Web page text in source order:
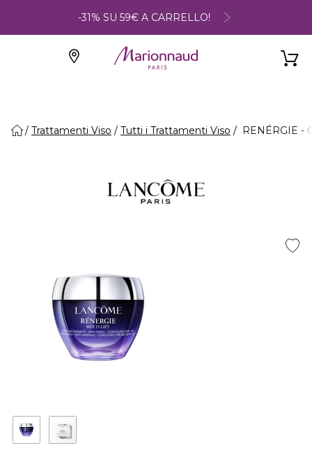
-31% SU 59€ A CARRELLO!
Trattamenti Viso Tutti i Trattamenti Viso RENÉRGIE -